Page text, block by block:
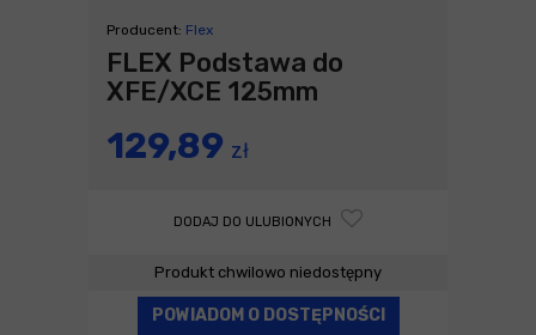
Producent: Flex
FLEX Podstawa do
XFE/XCE 125mm
129,89 zł
DODAJ DO ULUBIONYCH
Produkt chwilowo niedostępny
POWIADOM O DOSTĘPNOŚCI